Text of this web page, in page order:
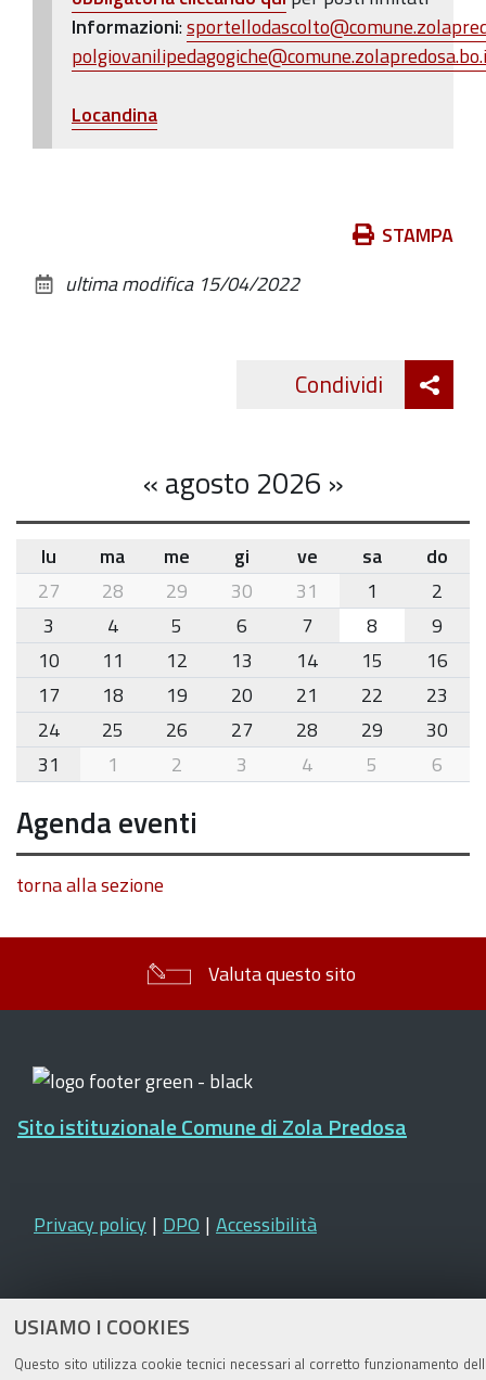
USIAMO I COOKIES
Questo sito utilizza cookie tecnici necessari al corretto funzionamento
Informazioni:
Locandina
documento
STAMPA
ultima modifica 15/04/2022
Condividi
«agosto 2026 »
month-
8
lu ma me gi ve sa
do
27
28 29 30 31 1
2
3
4 5 6 7 8
9
10
11 12 13 14 15
16
17
18 19 20 21 22
23
24
25 26 27 28 29
30
31
1 2 3 4 5 6
Agenda eventi
torna alla sezione
Valuta questo sito
Sito istituzionale Comune di Zola Predosa
Privacy policy | DPO | Accessibilità